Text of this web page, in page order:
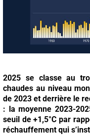
2025 se classe au
chaudes au niveau
de 2023 et derrière le
: la moyenne 2023-
seuil de +1,5°C par
réchauffement qui